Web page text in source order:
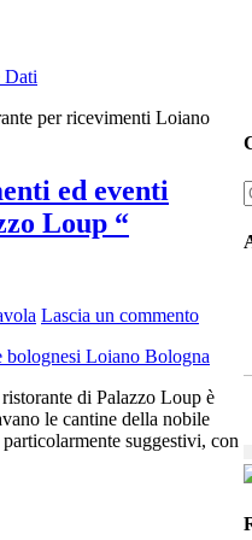
Dati
per ricevimenti Loiano
ed eventi
Loup “
Lascia un commento
di Palazzo Loup è
le cantine della nobile
suggestivi, con